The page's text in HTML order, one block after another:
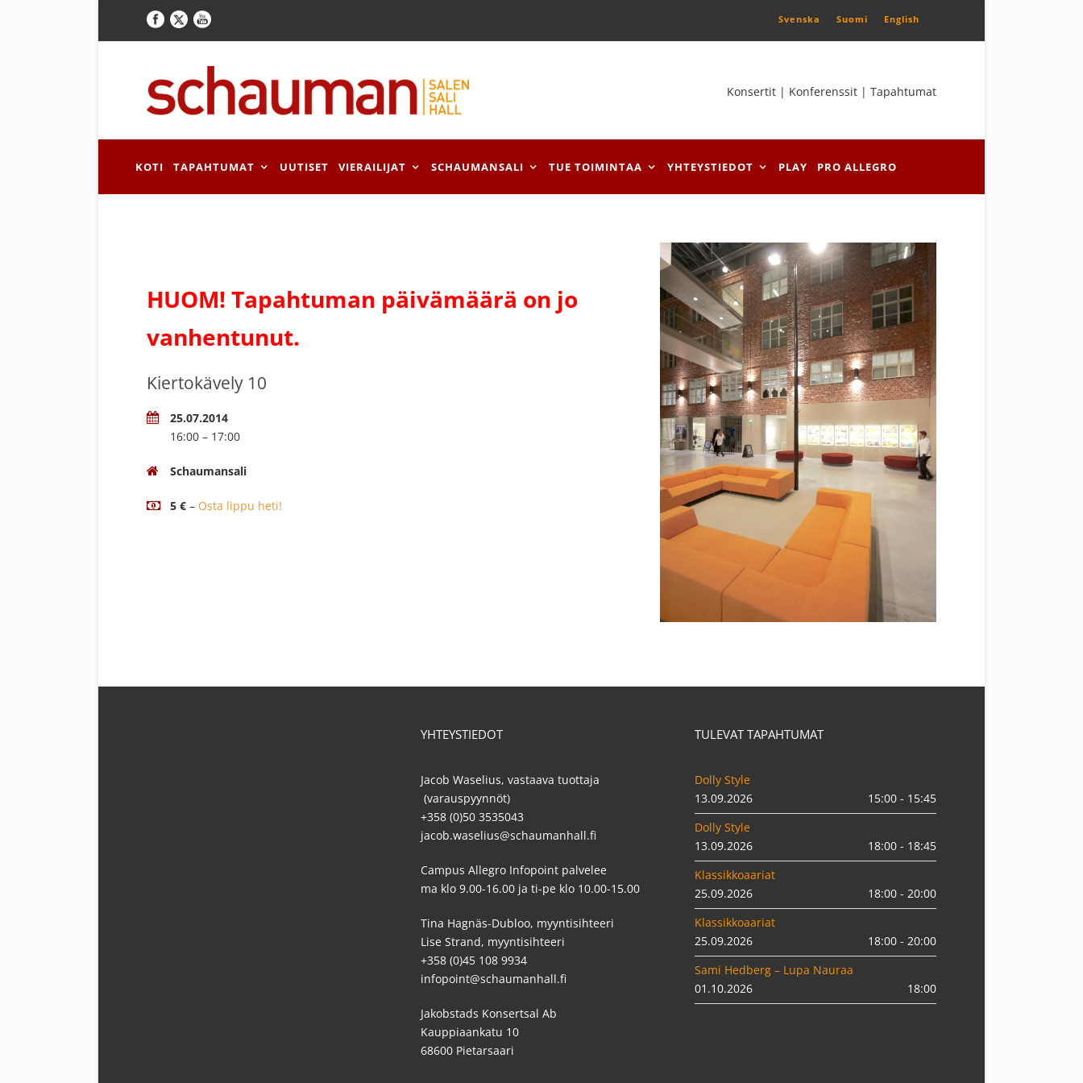
Svenska Suomi English
Konsertit | Konferenssit | Tapahtumat
KOTI TAPAHTUMAT UUTISET VIERAILIJAT SCHAUMANSALI TUE TOIMINTAA YHTEYSTIEDOT PLAY PRO ALLEGRO
HUOM! Tapahtuman päivämäärä on jo
vanhentunut.
Kiertokävely 10
25.07.2014
16:00 – 17:00
Schaumansali
5 € – Osta lippu heti!
YHTEYSTIEDOT
Jacob Waselius, vastaava tuottaja
(varauspyynnöt)
+358 (0)50 3535043
jacob.waselius@schaumanhall.fi
Campus Allegro Infopoint palvelee
ma klo 9.00-16.00 ja ti-pe klo 10.00-15.00
Tina Hagnäs-Dubloo, myyntisihteeri
Lise Strand, myyntisihteeri
+358 (0)45 108 9934
infopoint@schaumanhall.fi
Jakobstads Konsertsal Ab
Kauppiaankatu 10
68600 Pietarsaari
TULEVAT TAPAHTUMAT
Dolly Style
13.09.2026
15:00 - 15:45
Dolly Style
13.09.2026
18:00 - 18:45
Klassikkoaariat
25.09.2026
18:00 - 20:00
Klassikkoaariat
25.09.2026
18:00 - 20:00
Sami Hedberg – Lupa Nauraa
01.10.2026
18:00